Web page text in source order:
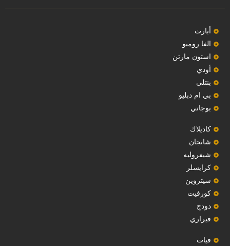
‏أبارث‏
الفا روميو
استون مارتن
أودي
بنتلي
بي ام دبليو
بوجاتي
كاديلاك
‏شانجان‏
شيفروليه
‏كرايسلر‏
سيتروين
‏كورفيت‏
دودج
فيراري
فيات